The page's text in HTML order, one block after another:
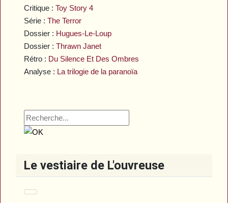
Critique :Toy Story 4
Série :The Terror
Dossier : Hugues-Le-Loup
Dossier :Thrawn Janet
Rétro : Du Silence Et Des Ombres
Analyse : La trilogie de la paranoïa
Le vestiaire de L'ouvreuse